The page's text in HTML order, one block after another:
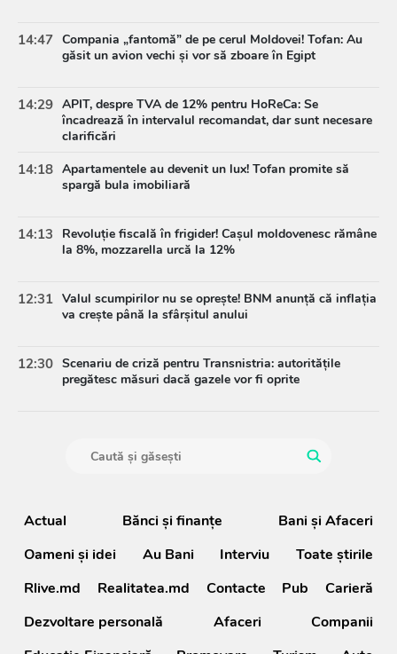
14:47 Compania „fantomă” de pe cerul Moldovei! Tofan: Au
găsit un avion vechi și vor să zboare în Egipt
14:29 APIT, despre TVA de 12% pentru HoReCa: Se
încadrează în intervalul recomandat, dar sunt necesare
clarificări
14:18 Apartamentele au devenit un lux! Tofan promite să
spargă bula imobiliară
14:13
Revoluție fiscală în frigider! Cașul moldovenesc rămâne
la 8%, mozzarella urcă la 12%
12:31 Valul scumpirilor nu se oprește! BNM anunță că inflația
va crește până la sfârșitul anului
12:30 Scenariu de criză pentru Transnistria: autoritățile
pregătesc măsuri dacă gazele vor fi oprite
Actual Bănci şi finanţe
Bani și Afaceri
Oameni şi idei
Au Bani Interviu
Toate știrile
Rlive.md
Realitatea.md Contacte Pub
Carieră
Dezvoltare personală
Afaceri
Companii